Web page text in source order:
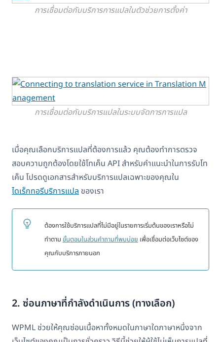
การเชื่อมต่อกับบริการการแปลในตัวช่วยการตั้งค่า
การเชื่อมต่อกับบริการแปลในระบบจัดการการแปล
เมื่อคุณเลือกบริการแปลที่ต้องการแล้ว คุณต้องทำการตรวจ
สอบความถูกต้องโดยใช้โทเค็น API สำหรับคำแนะนำในการรับโท
เค็น โปรดดูเอกสารสำหรับบริการแปลเฉพาะของคุณใน
ไดเร็กทอรีบริการแปล ของเรา
ต้องการใช้บริการแปลที่ไม่มีอยู่ในรายการเริ่มต้นของเราหรือไม่
ทำตามขั้นตอนในส่วนคำถามที่พบบ่อยเพื่อเชื่อมต่อเว็บไซต์ของ
คุณกับบริการภายนอก
2. ซ่อนภาษาที่กำลังดำเนินการ (ทางเลือก)
WPML ช่วยให้คุณซ่อนเนื้อหาทั้งหมดในภาษาใดภาษาหนึ่งจาก